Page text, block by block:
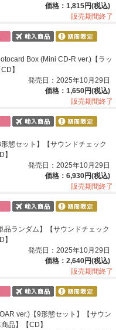
価格：1,815円(税込)
販売期間終了
Box (Mini CD-R ver.)【ラッ
】
発売日：2025年10月29日
価格：1,650円(税込)
販売期間終了
態セット】【サウンドチェック
発売日：2025年10月29日
価格：6,930円(税込)
販売期間終了
品ランダム】【サウンドチェック
発売日：2025年10月29日
価格：2,640円(税込)
販売期間終了
ver.)【9形態セット】【サウン
品】【CD】